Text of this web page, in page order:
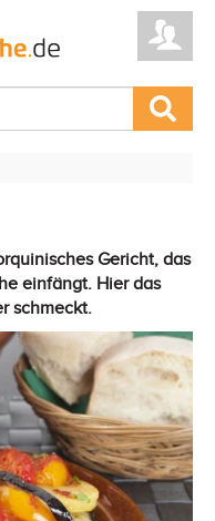
Gericht, das
einfängt. Hier das
schmeckt.